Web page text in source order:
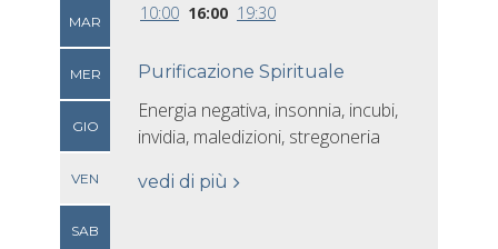
MAR
MER
GIO
VEN
SAB
10:00 16:00 19:30
Purificazione Spirituale
Energia negativa, insonnia, incubi,
invidia, maledizioni, stregoneria
vedi di più